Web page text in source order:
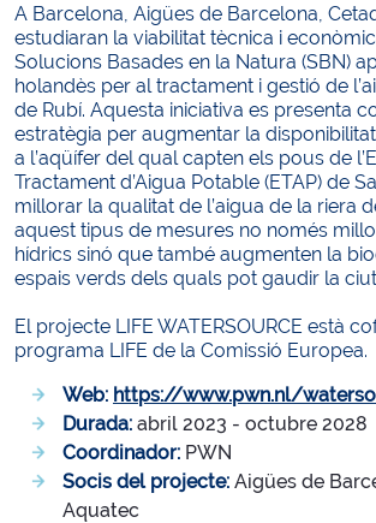
A Barcelona, Aigües de Barcelona,
estudiaran la viabilitat tècnica i
Solucions Basades en la Natura (SBN)
holandès per al tractament i gestió de
de Rubí. Aquesta iniciativa es presenta
estratègia per augmentar la
a l’aqüífer del qual capten els pous de
Tractament d’Aigua Potable (ETAP) de
millorar la qualitat de l’aigua de la riera
aquest tipus de mesures no només
hídrics sinó que també augmenten la
espais verds dels quals pot gaudir la
El projecte LIFE WATERSOURCE està
programa LIFE de la Comissió Europea.
Web: https://www.pwn.nl/
Durada: abril 2023 - octubre 2028
Coordinador: PWN
Socis del projecte: Aigües de
Aquatec